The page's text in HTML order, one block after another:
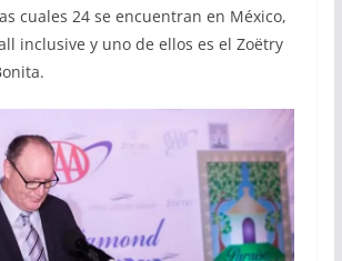
cuales 24 se encuentran en México,
inclusive y uno de ellos es el Zoëtry